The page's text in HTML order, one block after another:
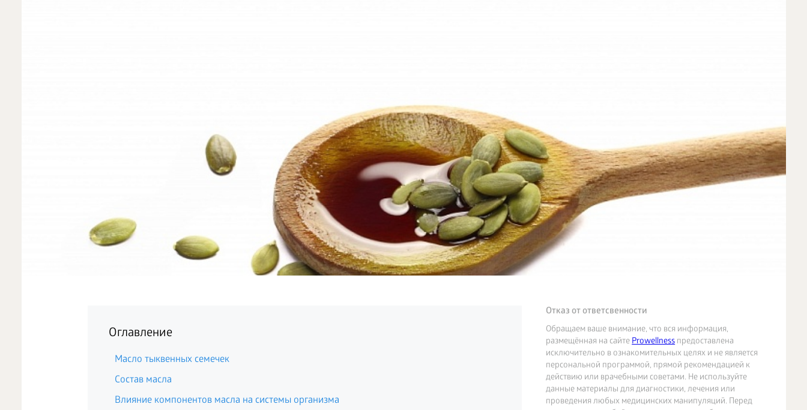
Отказ от ответсвенности
Обращаем ваше внимание, что вся информация,
размещённая на сайтеProwellnessпредоставлена
исключительно в ознакомительных целях и не является
персональной программой, прямой рекомендацией к
действию или врачебными советами. Не используйте
данные материалы для диагностики, лечения или
проведения любых медицинских манипуляций. Перед
Оглавление
Масло тыквенных семечек
Состав масла
Влияние компонентов масла на системы организма